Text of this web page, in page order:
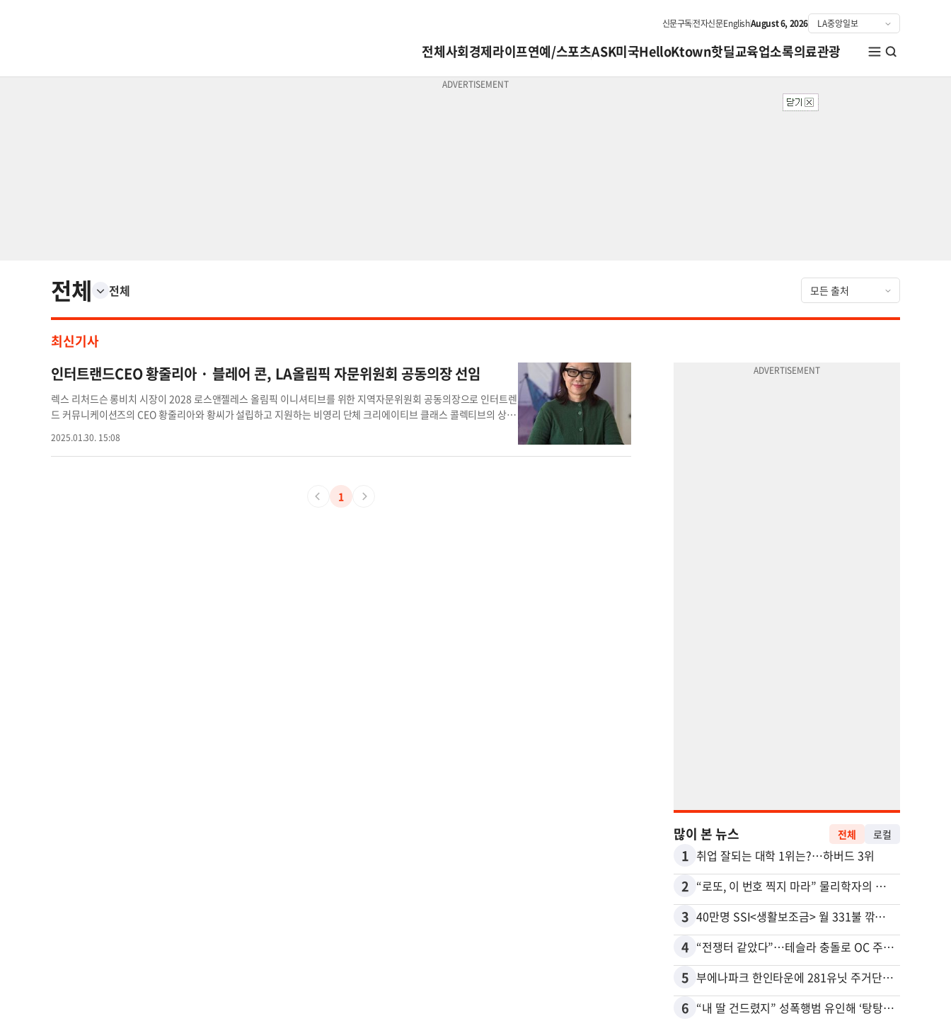
신문구독전자신문EnglishAugust 6, 2026
전체사회경제라이프연예/스포츠ASK미국HelloKtown핫딜교육업소록의료관광
전체 전체
최신기사
인터트랜드CEO 황줄리아 · 블레어 콘, LA올림픽 자문위원회 공동의장 선임
렉스 리처드슨 롱비치 시장이 2028 로스앤젤레스 올림픽 이니셔티브를 위한 지역자문위원회 공동의장으로 인터트렌
드 커뮤니케이션즈의 CEO 황줄리아와 황씨가 설립하고 지원하는 비영리 단체 크리에이티브 클래스 콜렉티브의 상임
림픽을 위한 롱비치 시 예술문화위원회 공동의장으로 렉스 리처드슨 시장께서 선임해 주신 것을 깊이 영광스럽게 생
각합니다. 지난 12년간 인터트렌드는 영감 있는 문화와 혁신적인 비즈니스의 성장을 돕는 이벤트를 주최하고 도움이
가면서 더 많은 것을 할 수 있는 황금같은 기회를 갖게 되었습니다"라고 밝혔다. 크리에이티브 클래스 콜렉티브의 상
임이사이자 빅스비 놀스 비즈니스 개선협회 상임이사를 겸임하고 있는 콘은 중소기업위원회 공동의장으로 선임되었
2025.01.30. 15:08
1
많이 본 뉴스 전체 로컬
1 취업 잘되는 대학 1위는?…하버드 3위
2 “로또, 이 번호 찍지 마라” 물리학자의 당첨금 높이는 비밀
3 40만명 SSI<생활보조금> 월 331불 깎이나
4 “전쟁터 같았다”…테슬라 충돌로 OC 주택 4채 파손
5 부에나파크 한인타운에 281유닛 주거단지 들어선다
6 “내 딸 건드렸지” 성폭행범 유인해 ‘탕탕’…아빠의 복수 결말